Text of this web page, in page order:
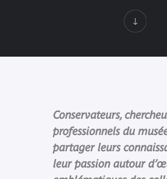
Conservateurs,
professionnels du
partager leurs
leur passion autour